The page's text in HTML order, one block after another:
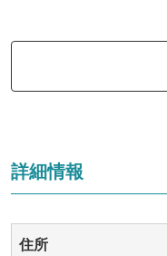
詳細情報
住所